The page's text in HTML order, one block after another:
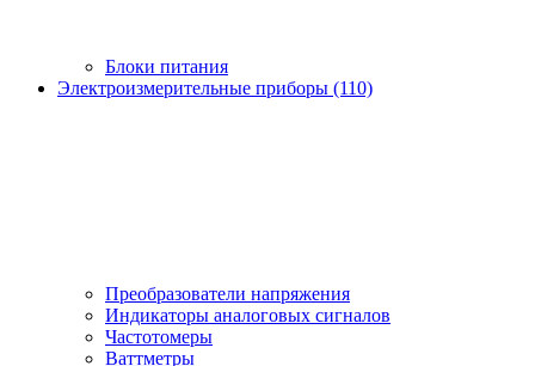
Блоки питания
Электроизмерительные приборы (110)
Преобразователи напряжения
Индикаторы аналоговых сигналов
Частотомеры
Ваттметры